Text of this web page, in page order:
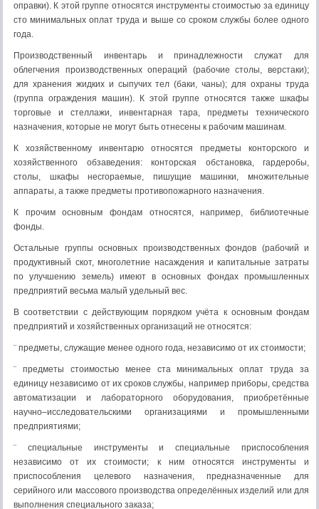
оправки). К этой группе относятся инструменты стоимостью за единицу
сто минимальных оплат труда и выше со сроком службы более одного
года.
Производственный инвентарь и принадлежности служат для
облегчения производственных операций (рабочие столы, верстаки);
для хранения жидких и сыпучих тел (баки, чаны); для охраны труда
(группа ограждения машин). К этой группе относятся также шкафы
торговые и стеллажи, инвентарная тара, предметы технического
назначения, которые не могут быть отнесены к рабочим машинам.
К хозяйственному инвентарю относятся предметы конторского и
хозяйственного обзаведения: конторская обстановка, гардеробы,
столы, шкафы несгораемые, пишущие машинки, множительные
аппараты, а также предметы противопожарного назначения.
К прочим основным фондам относятся, например, библиотечные
фонды.
Остальные группы основных производственных фондов (рабочий и
продуктивный скот, многолетние насаждения и капитальные затраты
по улучшению земель) имеют в основных фондах промышленных
предприятий весьма малый удельный вес.
В соответствии с действующим порядком учёта к основным фондам
предприятий и хозяйственных организаций не относятся:
¨ предметы, служащие менее одного года, независимо от их стоимости;
¨ предметы стоимостью менее ста минимальных оплат труда за
единицу независимо от их сроков службы, например приборы, средства
автоматизации и лабораторного оборудования, приобретённые
научно–исследовательскими организациями и промышленными
предприятиями;
¨ специальные инструменты и специальные приспособления
независимо от их стоимости; к ним относятся инструменты и
приспособления целевого назначения, предназначенные для
серийного или массового производства определённых изделий или для
выполнения специального заказа;